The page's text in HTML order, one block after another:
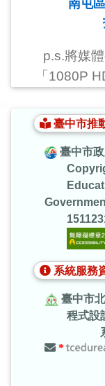
南屯
p.s.將媒
「1080P
臺中市推
臺中市
系統服務
臺中市
程式設計
系統
*